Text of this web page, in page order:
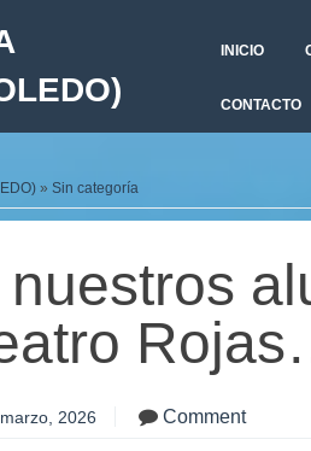
INICIO
CONTACTO
» Sin categoría
nuestros
2026 Comment